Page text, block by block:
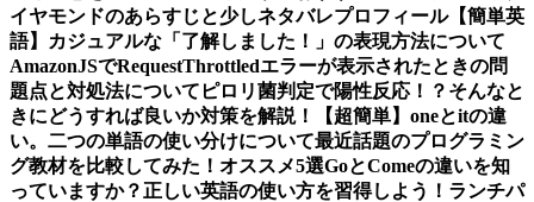
イヤモンドのあらすじと少しネタバレプロフィール【簡単英
語】カジュアルな「了解しました！」の表現方法について
AmazonJSでRequestThrottledエラーが表示されたときの問
題点と対処法について ピロリ菌判定で陽性反応！？そんなと
きにどうすれば良いか対策を解説！
【超簡単】oneとitの違
い。二つの単語の使い分けについて最近話題のプログラミン
グ教材を比較してみた！オススメ5選GoとComeの違いを知
っていますか？正しい英語の使い方を習得しよう！ ランチパ